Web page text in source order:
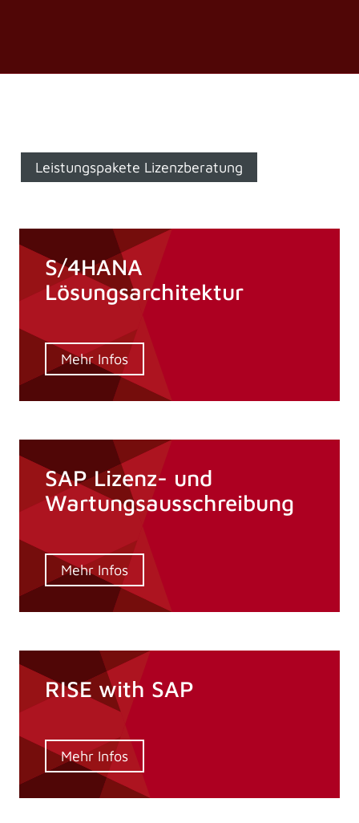
Leistungspakete Lizenzberatung
S/4HANA
Lösungsarchitektur
Mehr Infos
SAP Lizenz- und
Wartungsausschreibung
Mehr Infos
RISE with SAP
Mehr Infos